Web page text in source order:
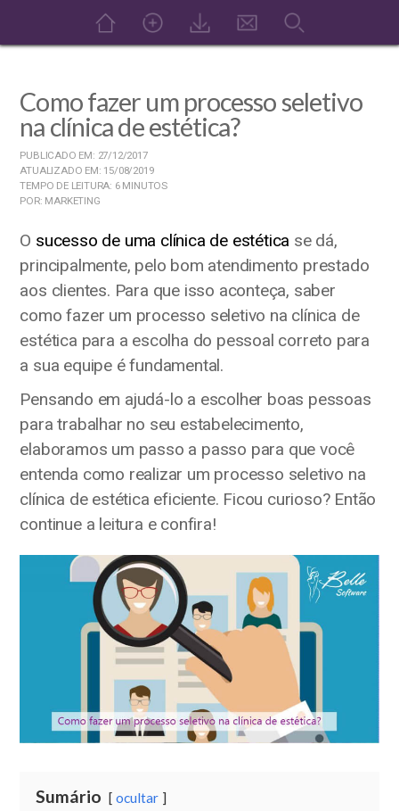
Como fazer um processo seletivo
na clínica de estética?
PUBLICADO EM: 27/12/2017
ATUALIZADO EM: 15/08/2019
TEMPO DE LEITURA: 6 MINUTOS
POR: MARKETING
O sucesso de uma clínica de estética se dá,
principalmente, pelo bom atendimento prestado
aos clientes. Para que isso aconteça, saber
como fazer um processo seletivo na clínica de
estética para a escolha do pessoal correto para
a sua equipe é fundamental.
Pensando em ajudá-lo a escolher boas pessoas
para trabalhar no seu estabelecimento,
elaboramos um passo a passo para que você
entenda como realizar um processo seletivo na
clínica de estética eficiente. Ficou curioso? Então
continue a leitura e confira!
Sumário ocultar